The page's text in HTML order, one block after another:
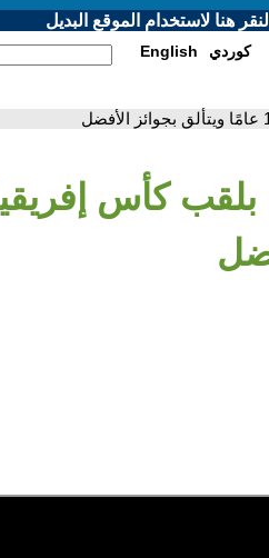
هنا لاستخدام الموقع البديل
English كوردي
كأس